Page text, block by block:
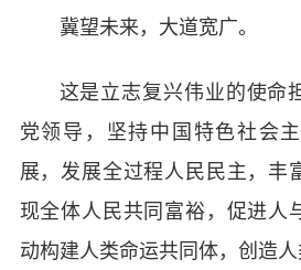
冀望未来，大道宽广。
这是立志复兴伟业的使命
党领导，坚持中国特色社会
展，发展全过程人民民主，丰
现全体人民共同富裕，促进人
动构建人类命运共同体，创造人